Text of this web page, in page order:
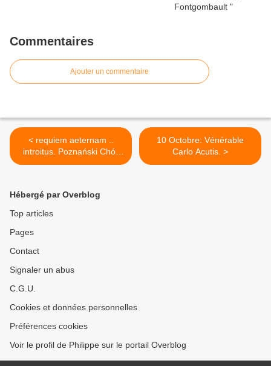
Commentaires
Ajouter un commentaire
< requiem aeternam ..
introitus. Poznański Chór
Chłopięcy
10 Octobre: Vénérable
Carlo Acutis. >
Hébergé par Overblog
Top articles
Pages
Contact
Signaler un abus
C.G.U.
Cookies et données personnelles
Préférences cookies
Voir le profil de Philippe sur le portail Overblog